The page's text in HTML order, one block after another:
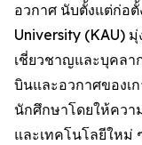
อวกาศ นับตั้งแต่ก่อ
University (KAU)
เชี่ยวชาญและบุคลา
บินและอวกาศของเ
นักศึกษาโดยให้ควา
และเทคโนโลยีใหม่